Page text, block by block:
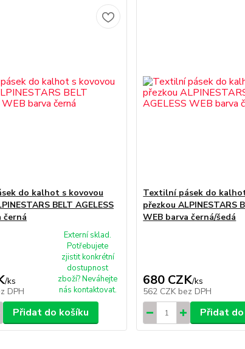
do kalhot s kovovou
BELT AGELESS
černá
/ks
DPH
Externí sklad.
Potřebujete
zjistit konkrétní
dostupnost
zboží? Neváhejte
nás kontaktovat.
Přidat do košíku
Textilní pásek do
přezkou ALPINESTARS
WEB barva černá/šedá
680 CZK/ks
562 CZK bez DPH
Přidat